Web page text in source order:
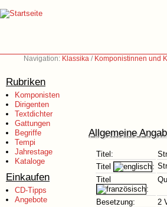
Navigation: Klassika / Komponistinnen und
Rubriken
Komponisten
Dirigenten
Textdichter
Gattungen
Begriffe
Tempi
Jahrestage
Kataloge
Einkaufen
CD-Tipps
Angebote
Allgemeine
Titel:
Titel
:
Titel
:
Besetzung:
2